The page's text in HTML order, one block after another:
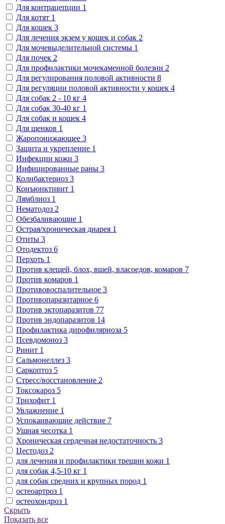
Для контрацепции 1
Для котят 1
Для кошек 3
Для лечения экзем у кошек и собак 2
Для мочевыделительной системы 1
Для почек 2
Для профилактики мочекаменной болезни 2
Для регулирования половой активности 8
Для регуляции половой активности у кошек 4
Для собак 2 - 10 кг 4
Для собак 30-40 кг 1
Для собак и кошек 4
Для щенков 1
Жаропонижающее 3
Защита и укрепление 1
Инфекции кожи 3
Инфицированные раны 3
Колибактериоз 3
Конъюнктивит 1
Лямблиоз 1
Нематодоз 2
Обезбаливающие 1
Острая/хроническая диарея 1
Отиты 3
Отодектоз 6
Перхоть 1
Против клещей, блох, вшей, власоедов, комаров 7
Против комаров 1
Противовоспалительное 3
Противопаразитарное 6
Против эктопаразитов 77
Против эндопаразитов 14
Профилактика дирофиляриоза 5
Псевдомоноз 3
Ринит 1
Сальмонеллез 3
Саркоптоз 5
Стресс/восстановление 2
Токсокароз 5
Трихофит 1
Увлажнение 1
Успокаивающие действие 7
Ушная чесотка 1
Хроническая сердечная недостаточность 3
Цестодоз 2
для лечения и профилактики трещин кожи 1
для собак 4,5-10 кг 1
для собак средних и крупных пород 1
остеоартроз 1
остеохондроз 1
Скрыть
Показать все